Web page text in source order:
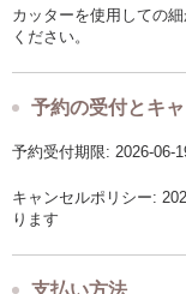
カッターを使用しての
ください。
予約の受付とキ
予約受付期限: 2026-06-
キャンセルポリシー:
ります